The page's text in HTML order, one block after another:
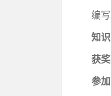
编
知
获奖
参